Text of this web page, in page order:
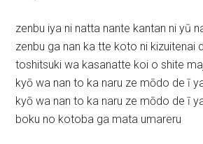
zenbu iya ni natta nante kantan ni yū
zenbu ga nan ka tte koto ni kizuitenai
toshitsuki wa kasanatte koi o shite
kyō wa nan to ka naru ze mōdo de ī
kyō wa nan to ka naru ze mōdo de ī
boku no kotoba ga mata umareru